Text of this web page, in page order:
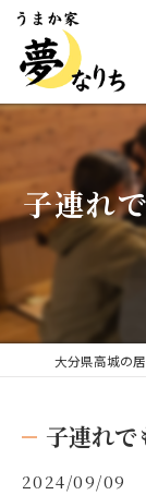
子連れ
子連れ
2024/09/09